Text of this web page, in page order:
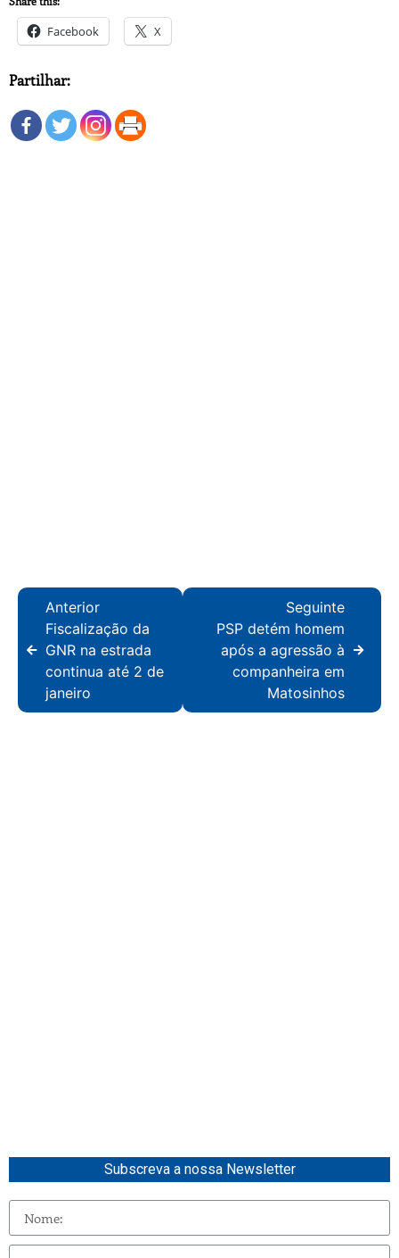
Facebook X
Partilhar:
Anterior
Fiscalização da
GNR na estrada
continua até 2 de
janeiro
Seguinte
PSP detém homem
após a agressão à
companheira em
Matosinhos
Subscreva a nossa Newsletter